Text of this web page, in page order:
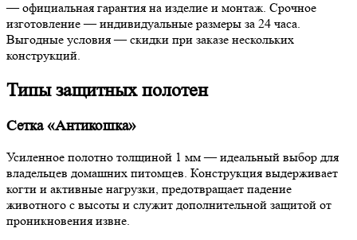
— официальная гарантия на изделие и монтаж. Срочное
изготовление — индивидуальные размеры за 24 часа.
Выгодные условия — скидки при заказе нескольких
конструкций.
Типы защитных полотен
Сетка «Антикошка»
Усиленное полотно толщиной 1 мм — идеальный выбор для
владельцев домашних питомцев. Конструкция выдерживает
когти и активные нагрузки, предотвращает падение
животного с высоты и служит дополнительной защитой от
проникновения извне.